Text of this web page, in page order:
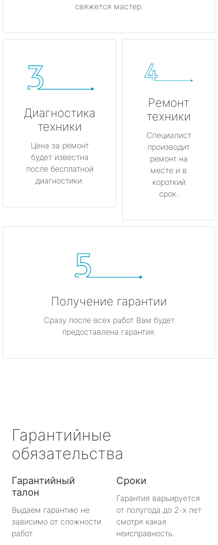
свяжется мастер.
Диагностика
техники
Цена за ремонт
будет известна
после бесплатной
диагностики.
Ремонт
техники
Специалист
производит
ремонт на
месте и в
короткий
срок.
Получение гарантии
Сразу после всех работ Вам будет
предоставлена гарантия.
Гарантийные
обязательства
Гарантийный
талон
Выдаем гарантию не
зависимо от сложности
работ.
Сроки
Гарантия варьируется
от полугода до 2-х лет
смотря какая
неисправность.